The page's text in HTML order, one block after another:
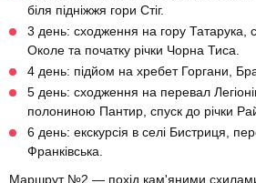
біля підніжжя гори Стіг.
3 день: сходження на гору Татарука,
Околе та початку річки Чорна Тиса.
4 день: підйом на хребет Горгани,
5 день: сходження на перевал
полониною Пантир, спуск до річки
6 день: екскурсія в селі Бистриця,
Франківська.
Маршрут №2 — похід кам'яними схилами